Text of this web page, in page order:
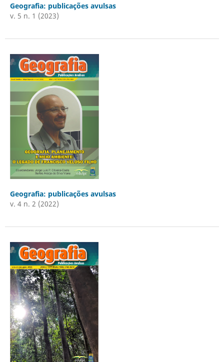
Geografia: publicações avulsas
v. 5 n. 1 (2023)
Geografia: publicações avulsas
v. 4 n. 2 (2022)